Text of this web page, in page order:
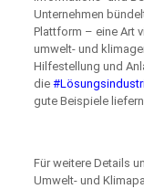
Unternehmen
Plattform – eine Art
umwelt- und
Hilfestellung und
die
gute Beispiele
Für weitere Details
Umwelt- und